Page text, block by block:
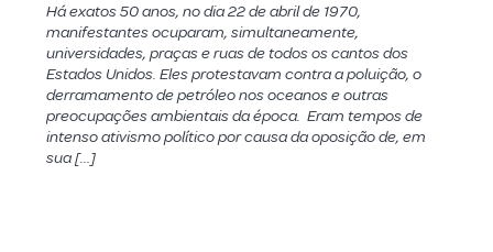
Há exatos 50 anos, no dia 22 de abril de 1970,
manifestantes ocuparam, simultaneamente,
universidades, praças e ruas de todos os cantos dos
Estados Unidos. Eles protestavam contra a poluição, o
derramamento de petróleo nos oceanos e outras
preocupações ambientais da época. Eram tempos de
intenso ativismo político por causa da oposição de, em
sua […]